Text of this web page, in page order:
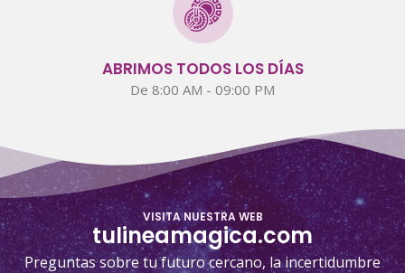
ABRIMOS TODOS LOS DÍAS
De 8:00 AM - 09:00 PM
VISITA NUESTRA WEB
tulineamagica.com
Preguntas sobre tu futuro cercano, la incertidumbre